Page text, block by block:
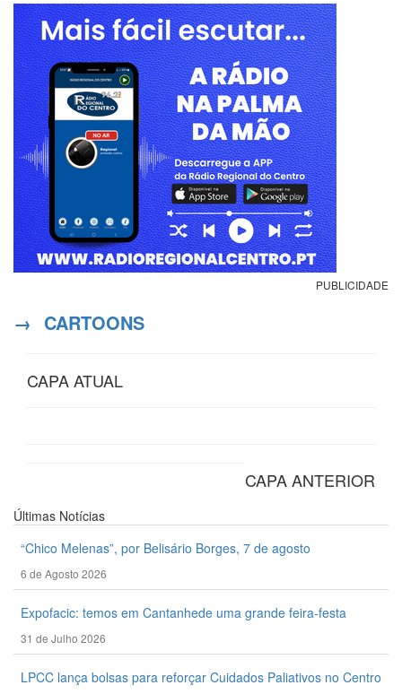
PUBLICIDADE
→ CARTOONS
CAPA ATUAL
CAPA ANTERIOR
Últimas Notícias
“Chico Melenas”, por Belisário Borges, 7 de agosto
6 de Agosto 2026
Expofacic: temos em Cantanhede uma grande feira-festa
31 de Julho 2026
LPCC lança bolsas para reforçar Cuidados Paliativos no Centro